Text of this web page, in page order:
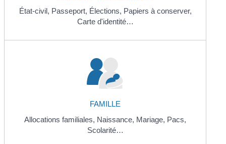
État-civil, Passeport, Élections, Papiers à conserver,
Carte d'identité…
FAMILLE
Allocations familiales, Naissance, Mariage, Pacs,
Scolarité…